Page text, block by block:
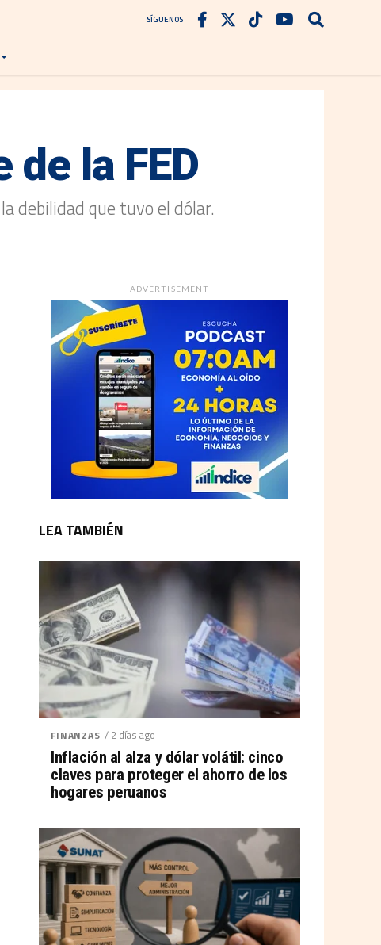
SÍGUENOS
la FED
debilidad que tuvo el dólar.
ADVERTISEMENT
LEA TAMBIÉN
FINANZAS / 2 días ago
Inflación al alza y dólar volátil: cinco
claves para proteger el ahorro de los
hogares peruanos